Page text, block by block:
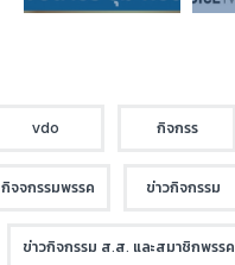
vdo กิจกรร
กิจจกรรมพรรค ข่าวกิจกรรม
ข่าวกิจกรรม ส.ส. และสมาชิกพรรค